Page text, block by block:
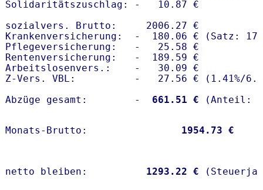
Solidaritätszuschlag: -   10.87 €
sozialvers. Brutto:     2006.27 €
Krankenversicherung:  -  180.06 € (Satz:
Pflegeversicherung:   -   25.58 €
Rentenversicherung:   -  189.59 €
Arbeitslosenvers.:    -   30.09 €
Z-Vers. VBL:          -   27.56 € ( 1.41%/
Abzüge gesamt:        -
  661.51 €
Monats-Brutto: 1954.73 €
netto bleiben: 1293.22 €